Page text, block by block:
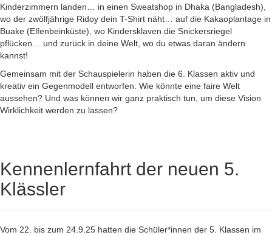
Kinderzimmern landen… in einen Sweatshop in Dhaka (Bangladesh),
wo der zwölfjährige Ridoy dein T-Shirt näht… auf die Kakaoplantage in
Buake (Elfenbeinküste), wo Kindersklaven die Snickersriegel
pflücken… und zurück in deine Welt, wo du etwas daran ändern
kannst!
Gemeinsam mit der Schauspielerin haben die 6. Klassen aktiv und
kreativ ein Gegenmodell entworfen: Wie könnte eine faire Welt
aussehen? Und was können wir ganz praktisch tun, um diese Vision
Wirklichkeit werden zu lassen?
Kennenlernfahrt der neuen 5.
Klässler
Vom 22. bis zum 24.9.25 hatten die Schüler*innen der 5. Klassen im